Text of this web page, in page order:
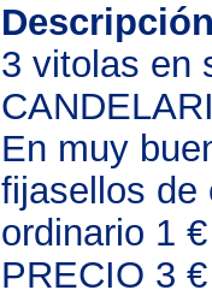
3 vitolas en
En muy
fijasellos de
ordinario 1
PRECIO 3 €